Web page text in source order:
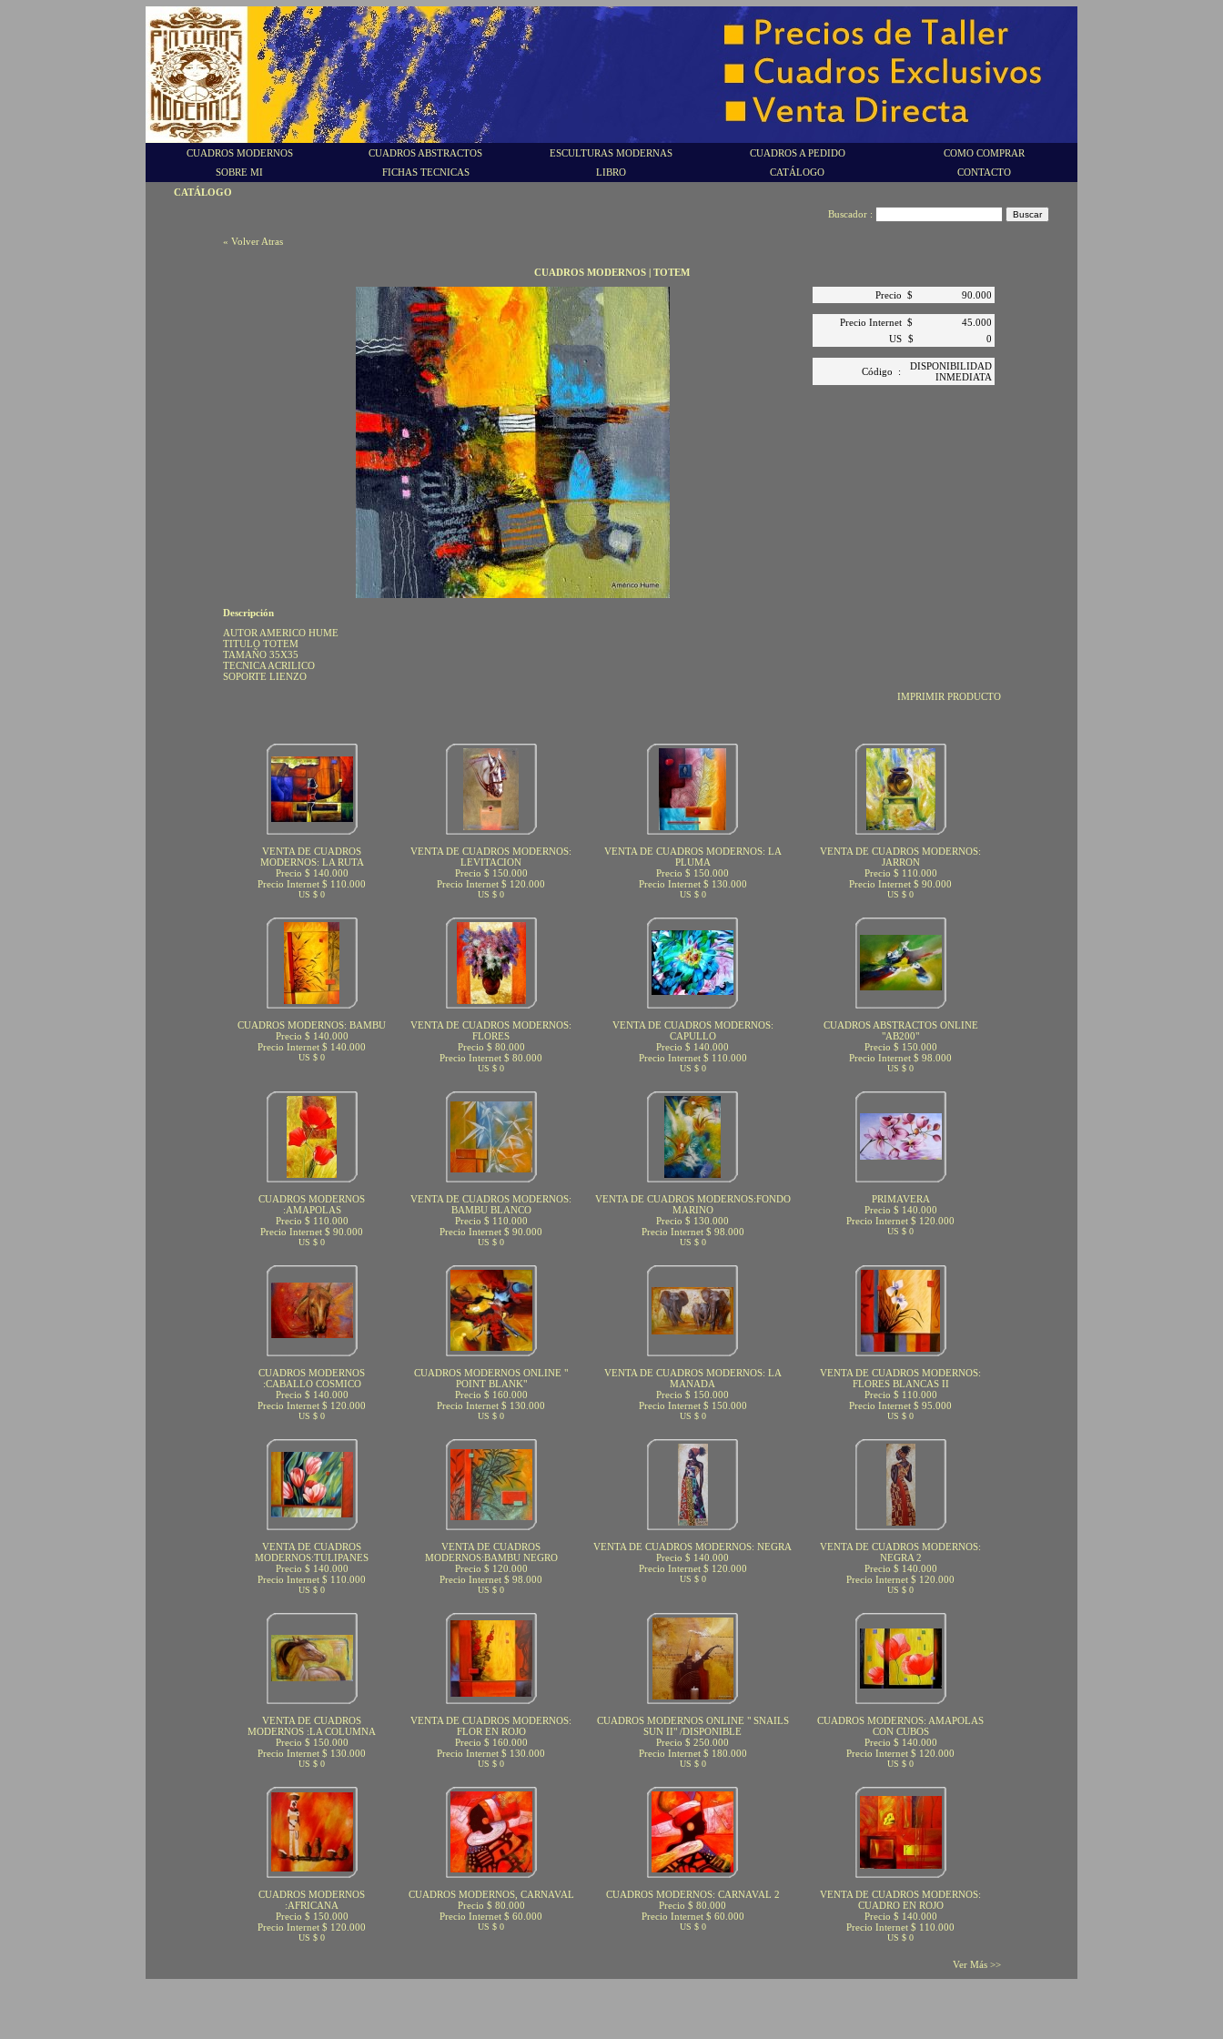
CUADROS MODERNOS CUADROS ABSTRACTOS ESCULTURAS MODERNAS CUADROS A PEDIDO
COMO COMPRAR
SOBRE MI
FICHAS TECNICAS LIBRO CATÁLOGO
CONTACTO
CATÁLOGO
Buscador :
« Volver Atras
CUADROS MODERNOS | TOTEM
Precio $ 90.000
Precio Internet $
45.000
US
$ 0
Código :
DISPONIBILIDAD
INMEDIATA
Descripción
AUTOR AMERICO HUME
TITULO TOTEM
TAMAÑO 35X35
TECNICA ACRILICO
SOPORTE LIENZO
IMPRIMIR PRODUCTO
VENTA DE CUADROS
MODERNOS: LA RUTA
Precio $ 140.000
Precio Internet $ 110.000
US $ 0
VENTA DE CUADROS MODERNOS:
LEVITACION
Precio $ 150.000
Precio Internet $ 120.000
US $ 0
VENTA DE CUADROS MODERNOS: LA
PLUMA
Precio $ 150.000
Precio Internet $ 130.000
US $ 0
VENTA DE CUADROS MODERNOS:
JARRON
Precio $ 110.000
Precio Internet $ 90.000
US $ 0
CUADROS MODERNOS: BAMBU
Precio $ 140.000
Precio Internet $ 140.000
US $ 0
VENTA DE CUADROS MODERNOS:
FLORES
Precio $ 80.000
Precio Internet $ 80.000
US $ 0
VENTA DE CUADROS MODERNOS:
CAPULLO
Precio $ 140.000
Precio Internet $ 110.000
US $ 0
CUADROS ABSTRACTOS ONLINE
"AB200"
Precio $ 150.000
Precio Internet $ 98.000
US $ 0
CUADROS MODERNOS
:AMAPOLAS
Precio $ 110.000
Precio Internet $ 90.000
US $ 0
VENTA DE CUADROS MODERNOS:
BAMBU BLANCO
Precio $ 110.000
Precio Internet $ 90.000
US $ 0
VENTA DE CUADROS MODERNOS:FONDO
MARINO
Precio $ 130.000
Precio Internet $ 98.000
US $ 0
PRIMAVERA
Precio $ 140.000
Precio Internet $ 120.000
US $ 0
CUADROS MODERNOS
:CABALLO COSMICO
Precio $ 140.000
Precio Internet $ 120.000
US $ 0
CUADROS MODERNOS ONLINE "
POINT BLANK"
Precio $ 160.000
Precio Internet $ 130.000
US $ 0
VENTA DE CUADROS MODERNOS: LA
MANADA
Precio $ 150.000
Precio Internet $ 150.000
US $ 0
VENTA DE CUADROS MODERNOS:
FLORES BLANCAS II
Precio $ 110.000
Precio Internet $ 95.000
US $ 0
VENTA DE CUADROS
MODERNOS:TULIPANES
Precio $ 140.000
Precio Internet $ 110.000
US $ 0
VENTA DE CUADROS
MODERNOS:BAMBU NEGRO
Precio $ 120.000
Precio Internet $ 98.000
US $ 0
VENTA DE CUADROS MODERNOS: NEGRA
Precio $ 140.000
Precio Internet $ 120.000
US $ 0
VENTA DE CUADROS MODERNOS:
NEGRA 2
Precio $ 140.000
Precio Internet $ 120.000
US $ 0
VENTA DE CUADROS
MODERNOS :LA COLUMNA
Precio $ 150.000
Precio Internet $ 130.000
US $ 0
VENTA DE CUADROS MODERNOS:
FLOR EN ROJO
Precio $ 160.000
Precio Internet $ 130.000
US $ 0
CUADROS MODERNOS ONLINE " SNAILS
SUN II" /DISPONIBLE
Precio $ 250.000
Precio Internet $ 180.000
US $ 0
CUADROS MODERNOS: AMAPOLAS
CON CUBOS
Precio $ 140.000
Precio Internet $ 120.000
US $ 0
CUADROS MODERNOS
:AFRICANA
Precio $ 150.000
Precio Internet $ 120.000
US $ 0
CUADROS MODERNOS, CARNAVAL
Precio $ 80.000
Precio Internet $ 60.000
US $ 0
CUADROS MODERNOS: CARNAVAL 2
Precio $ 80.000
Precio Internet $ 60.000
US $ 0
VENTA DE CUADROS MODERNOS:
CUADRO EN ROJO
Precio $ 140.000
Precio Internet $ 110.000
US $ 0
Ver Más >>